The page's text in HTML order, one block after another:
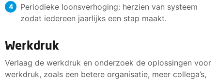
Periodieke loonsverhoging: herzien van systeem
zodat iedereen jaarlijks een stap maakt.
Werkdruk
Verlaag de werkdruk en onderzoek de oplossingen voor
werkdruk, zoals een betere organisatie, meer collega’s,